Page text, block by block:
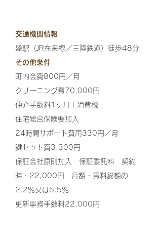
交通機関情報
盛駅（JR在来線／三陸鉄道）徒歩48分
その他条件
町内会費800円／月
クリーニング費70,000円
仲介手数料1ヶ月＋消費税
住宅総合保険要加入
24時間サポート費用330円／月
鍵セット費3,300円
保証会社原則加入 保証委託料 契約
時・22,000円 月額・賃料総額の
2.2％又は5.5％
更新事務手数料22,000円